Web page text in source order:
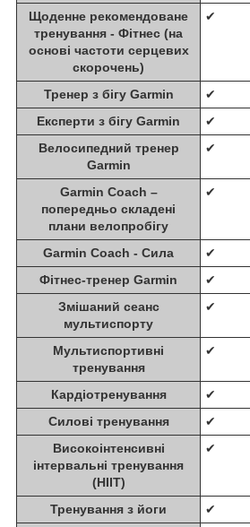
Щоденне рекомендоване
тренування - Фітнес (на
основі частоти серцевих
скорочень)
✔
Тренер з бігу Garmin
✔
Експерти з бігу Garmin
✔
Велосипедний тренер
Garmin
✔
Garmin Coach –
попередньо складені
плани велопробігу
✔
Garmin Coach - Сила
✔
Фітнес-тренер Garmin
✔
Змішаний сеанс
мультиспорту
✔
Мультиспортивні
тренування
✔
Кардіотренування
✔
Силові тренування
✔
Високоінтенсивні
інтервальні тренування
(HIIT)
✔
Тренування з йоги
✔